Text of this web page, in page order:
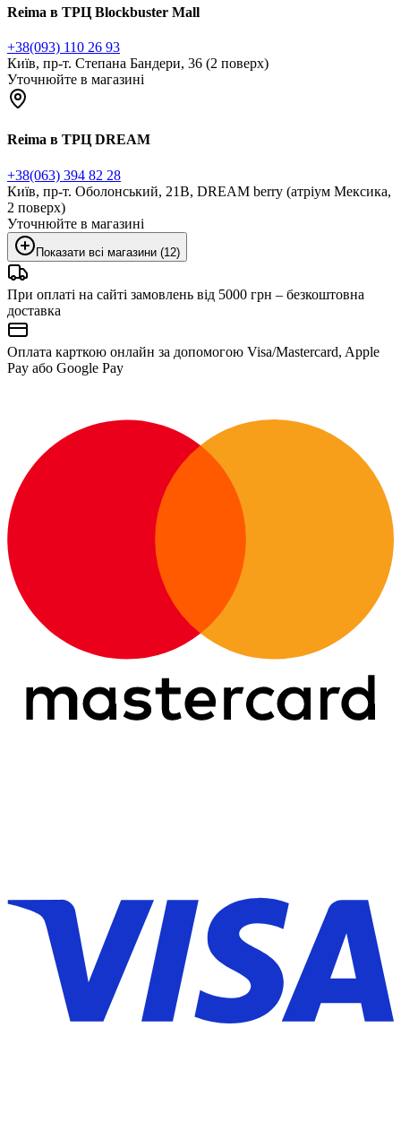
Reima в ТРЦ Blockbuster Mall
+38(093) 110 26 93
Київ, пр-т. Степана Бандери, 36 (2 поверх)
Уточнюйте в магазині
Reima в ТРЦ DREAM
+38(063) 394 82 28
Київ, пр-т. Оболонський, 21В, DREAM berry (атріум Мексика,
2 поверх)
Уточнюйте в магазині
Показати всі магазини (12)
При оплаті на сайті замовлень від 5000 грн – безкоштовна
доставка
Оплата карткою онлайн за допомогою Visa/Mastercard, Apple
Pay або Google Pay